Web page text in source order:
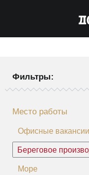
Фильтры:
Место работы
Офисные вакансии
Береговое
Море